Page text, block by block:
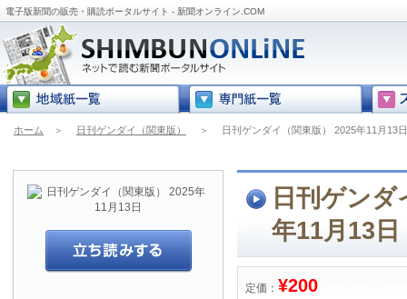
電子版新聞の販売・購読ポータルサイト - 新聞オンライン.COM
ホーム ＞ 日刊ゲンダイ（関東版） ＞ 日刊ゲンダイ（関東版） 2025年11月13日
日刊ゲン
年11月13日
定価： ¥200